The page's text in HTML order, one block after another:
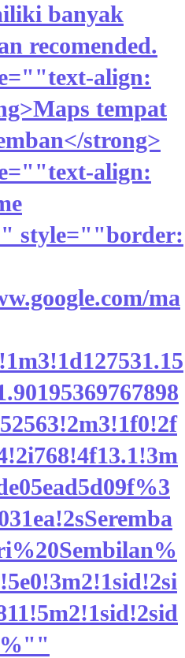
banyak
recomended.
align:
tempat
strong>
align:
style=""border:
ma